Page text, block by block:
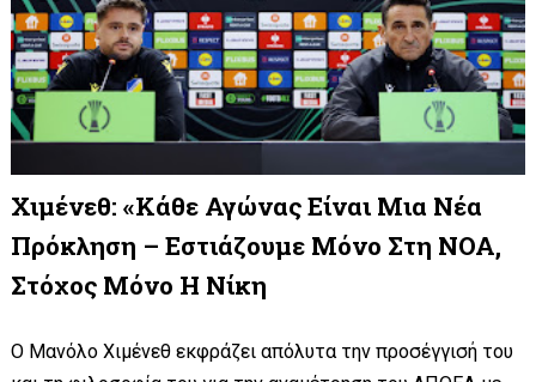
Χιμένεθ: «Κάθε Αγώνας Είναι Μια Νέα
Πρόκληση – Εστιάζουμε Μόνο Στη ΝΟΑ,
Στόχος Μόνο Η Νίκη
Ο Μανόλο Χιμένεθ εκφράζει απόλυτα την προσέγγισή του